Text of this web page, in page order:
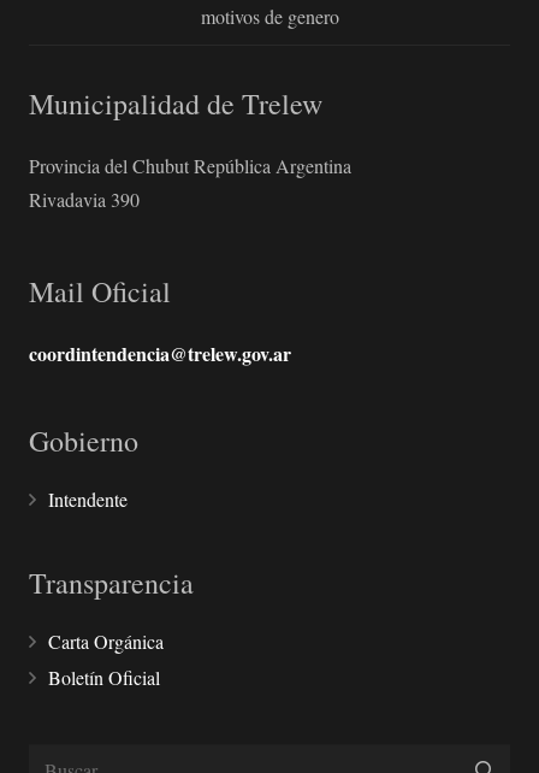
motivos de genero
Municipalidad de Trelew
Provincia del Chubut República Argentina
Rivadavia 390
Mail Oficial
coordintendencia@trelew.gov.ar
Gobierno
Intendente
Transparencia
Carta Orgánica
Boletín Oficial
Buscar: